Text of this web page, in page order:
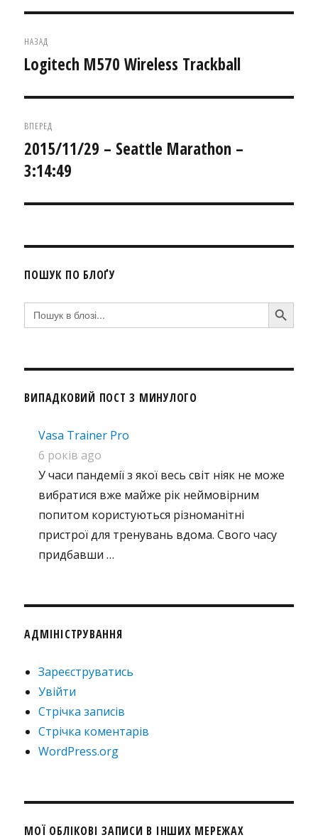
записів
НАЗАД
Попередній
Logitech M570 Wireless Trackball
ВПЕРЕД
Наступний
запис:
2015/11/29 – Seattle Marathon –
3:14:49
ПОШУК ПО БЛОҐУ
Search
for:
SEARCH BUTTON
ВИПАДКОВИЙ ПОСТ З МИНУЛОГО
Vasa Trainer Pro
6 років ago
У часи пандемії з якої весь світ ніяк не може
вибратися вже майже рік неймовірним
попитом користуються різноманітні
пристрої для тренувань вдома. Свого часу
придбавши …
АДМІНІСТРУВАННЯ
Зареєструватись
Увійти
Стрічка записів
Стрічка коментарів
WordPress.org
МОЇ ОБЛІКОВІ ЗАПИСИ В ІНШИХ МЕРЕЖАХ